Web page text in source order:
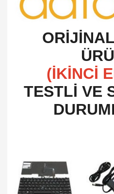
O
(İKİNCİ
TESTLİ VE